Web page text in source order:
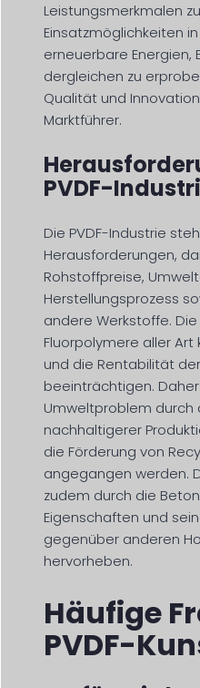
Leistungsmerkmalen
Einsatzmöglichkeiten
erneuerbare Energien,
dergleichen zu
Qualität und
Marktführer.
PVDF-
Die PVDF-Industrie
Herausforderungen,
Rohstoffpreise,
Herstellungsprozess
andere Werkstoffe.
Fluorpolymere aller
und die Rentabilität
beeinträchtigen.
Umweltproblem durch
nachhaltigerer
die Förderung von
angegangen werden.
zudem durch die
Eigenschaften und
gegenüber anderen
hervorheben.
Häufige
PVDF-